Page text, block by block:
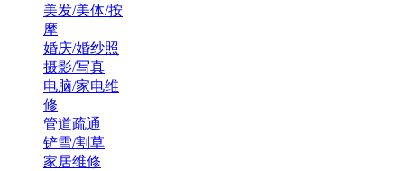
美发/美体/按
摩
婚庆/婚纱照
摄影/写真
电脑/家电维
修
管道疏通
铲雪/割草
家居维修